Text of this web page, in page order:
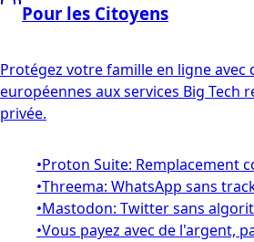
Pour les Citoyens
Protégez votre famille en ligne avec
européennes aux services Big Tech
privée.
•Proton Suite: Remplacement
•Threema: WhatsApp sans
•Mastodon: Twitter sans
•Vous payez avec de l'argent,